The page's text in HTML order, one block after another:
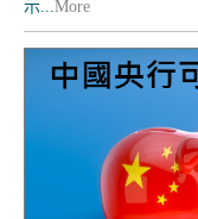
示...More